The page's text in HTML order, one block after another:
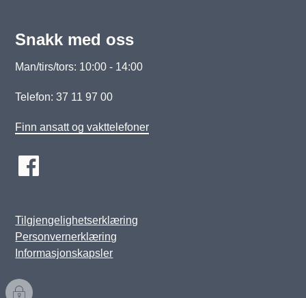
Snakk med oss
Man/tirs/tors: 10:00 - 14:00
Telefon: 37 11 97 00
Finn ansatt og vakttelefoner
Tilgjengelighetserklæring
Personvernerklæring
Informasjonskapsler